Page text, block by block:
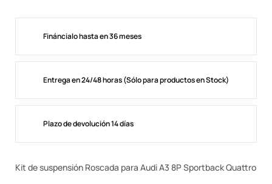
Fináncialo hasta en 36 meses
Entrega en 24/48 horas (Sólo para productos en Stock)
Plazo de devolución 14 días
Kit de suspensión Roscada para Audi A3 8P Sportback Quattro